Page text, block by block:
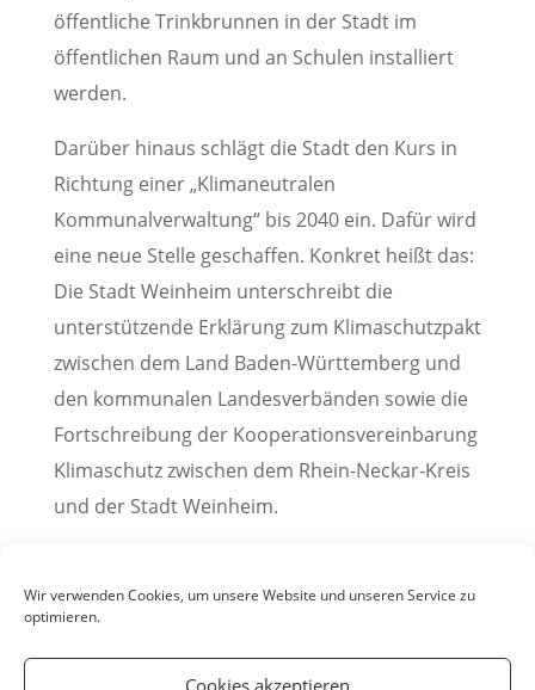
Wir verwenden Cookies, um unsere Website und unseren Service zu
optimieren.
Cookies akzeptieren
öffentliche Trinkbrunnen in der Stadt im
öffentlichen Raum und an Schulen installiert
werden.
Darüber hinaus schlägt die Stadt den Kurs in
Richtung einer „Klimaneutralen
Kommunalverwaltung“ bis 2040 ein. Dafür wird
eine neue Stelle geschaffen. Konkret heißt das:
Die Stadt Weinheim unterschreibt die
unterstützende Erklärung zum Klimaschutzpakt
zwischen dem Land Baden-Württemberg und
den kommunalen Landesverbänden sowie die
Fortschreibung der Kooperationsvereinbarung
Klimaschutz zwischen dem Rhein-Neckar-Kreis
und der Stadt Weinheim.
Dezember 2021